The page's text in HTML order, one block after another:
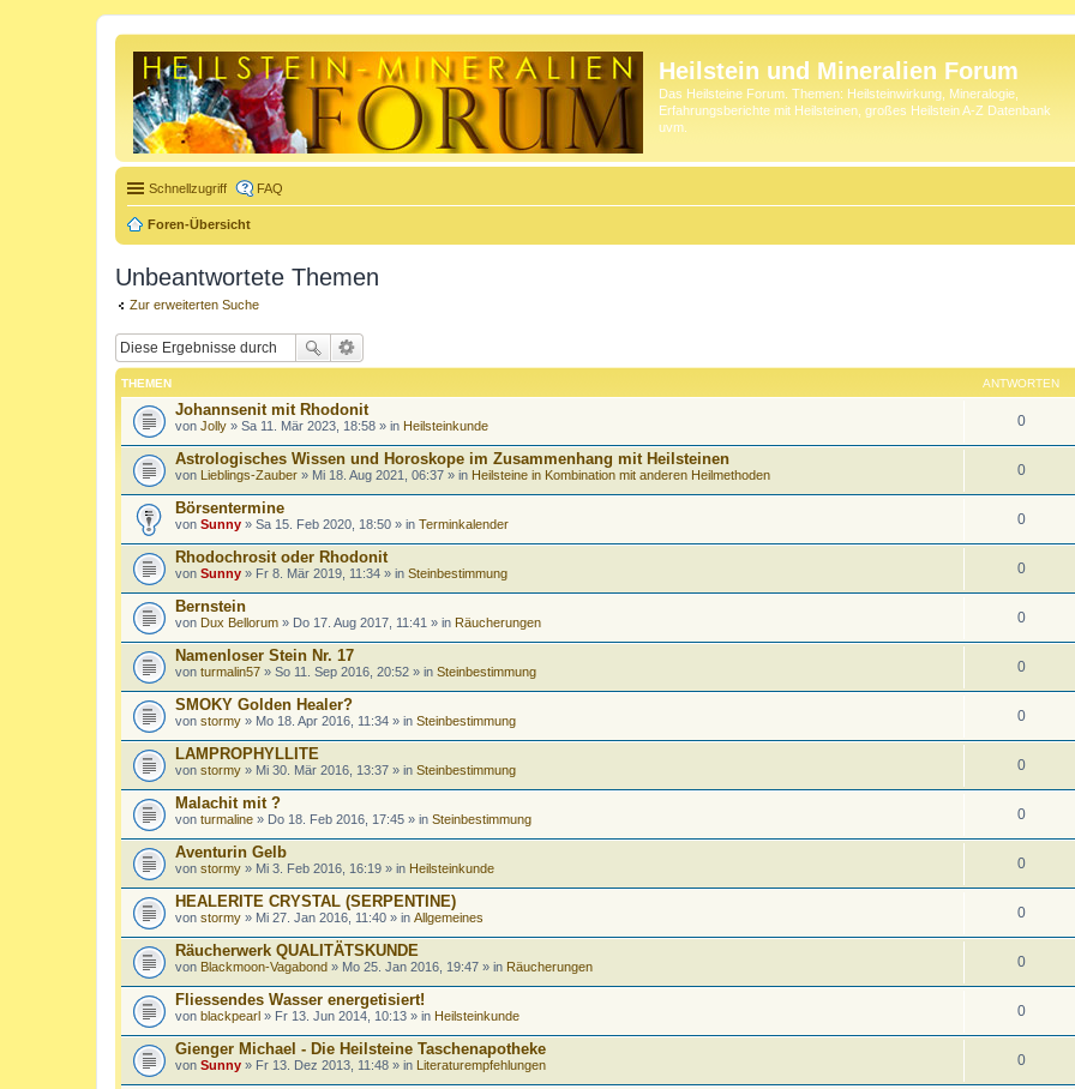
Heilstein und Mineralien Forum
Das Heilsteine Forum. Themen: Heilsteinwirkung, Mineralogie,
Erfahrungsberichte mit Heilsteinen, großes Heilstein A-Z Datenbank
uvm.
Schnellzugriff FAQ
Foren-Übersicht
Unbeantwortete Themen
Zur erweiterten Suche
THEMEN ANTWORTEN
Johannsenit mit Rhodonit
von Jolly » Sa 11. Mär 2023, 18:58 » in Heilsteinkunde 0
Astrologisches Wissen und Horoskope im Zusammenhang mit Heilsteinen
von Lieblings-Zauber » Mi 18. Aug 2021, 06:37 » in Heilsteine in Kombination mit anderen Heilmethoden 0
Börsentermine
von Sunny » Sa 15. Feb 2020, 18:50 » in Terminkalender 0
Rhodochrosit oder Rhodonit
von Sunny » Fr 8. Mär 2019, 11:34 » in Steinbestimmung 0
Bernstein
von Dux Bellorum » Do 17. Aug 2017, 11:41 » in Räucherungen 0
Namenloser Stein Nr. 17
von turmalin57 » So 11. Sep 2016, 20:52 » in Steinbestimmung 0
SMOKY Golden Healer?
von stormy » Mo 18. Apr 2016, 11:34 » in Steinbestimmung 0
LAMPROPHYLLITE
von stormy » Mi 30. Mär 2016, 13:37 » in Steinbestimmung 0
Malachit mit ?
von turmaline » Do 18. Feb 2016, 17:45 » in Steinbestimmung 0
Aventurin Gelb
von stormy » Mi 3. Feb 2016, 16:19 » in Heilsteinkunde 0
HEALERITE CRYSTAL (SERPENTINE)
von stormy » Mi 27. Jan 2016, 11:40 » in Allgemeines 0
Räucherwerk QUALITÄTSKUNDE
von Blackmoon-Vagabond » Mo 25. Jan 2016, 19:47 » in Räucherungen 0
Fliessendes Wasser energetisiert!
von blackpearl » Fr 13. Jun 2014, 10:13 » in Heilsteinkunde 0
Gienger Michael - Die Heilsteine Taschenapotheke
von Sunny » Fr 13. Dez 2013, 11:48 » in Literaturempfehlungen 0